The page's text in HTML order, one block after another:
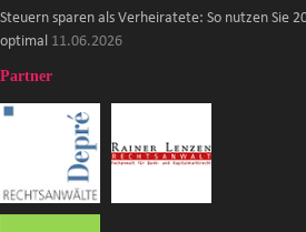
Steuern sparen als Verheiratete: So nutzen Sie
optimal 11.06.2026
Partner